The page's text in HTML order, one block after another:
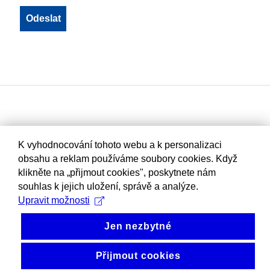
K vyhodnocování tohoto webu a k personalizaci
obsahu a reklam používáme soubory cookies. Když
klikněte na „přijmout cookies", poskytnete nám
souhlas k jejich uložení, správě a analýze.
Upravit možnosti
Jen nezbytné
Přijmout cookies